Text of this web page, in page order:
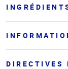
DIRECTIVES